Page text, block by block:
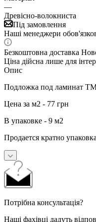
—
Древісно-волокниста
Під замовлення
Наші менеджери
Безкоштовна доставка
Ціна дійсна лише для
Опис
Подложка под ламинат
Цена за м2 - 77 грн
В упаковке - 9 м2
Продается кратно
Потрібна консультація?
Наші фахівці дадуть